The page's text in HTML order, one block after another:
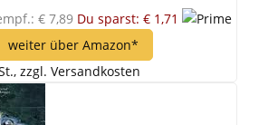
€ 7,89 Du sparst: € 1,71
weiter über Amazon*
zzgl. Versandkosten